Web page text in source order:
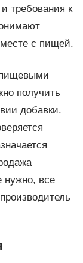
требования к
с пищей.
получить
добавки.
нужно, все